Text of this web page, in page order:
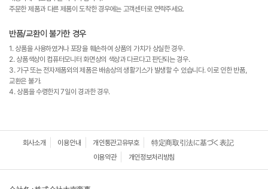
주문한 제품과 다른 제품이 도착한 경우에는 고객센터로 연락주세요.
반품/교환이 불가한 경우
1. 상품을 사용하였거나 포장을 훼손하여 상품의 가치가 상실한 경우.
2. 상품색상이 컴퓨터모니터 화면상의 색상과 다르다고 판단되는 경우.
3. 가구 또는 전자제품외의 제품은 배송상의 생활기스가 발생할 수 있습니다. 이로 인한 반품,
교환은 불가.
4. 상품을 수령한지 7일이 경과한 경우.
회사소개 이용안내 개인통관고유부호
特定商取引法に基づく表記
이용약관
개인정보처리방침